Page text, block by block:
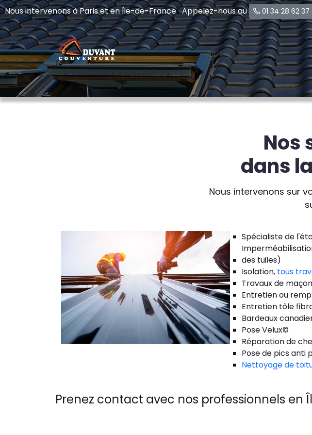
Nous intervenons à Paris et en Île-de-France Appelez-nous au 01 34 28 62 37
Nos
dans
Nous intervenons sur
Spécialiste de
des tuiles)
Isolation, tous
Travaux de
Entretien ou
Entretien tôle
Bardeaux
Pose Velux©
Réparation de
Pose de pics anti
Nettoyage de
Prenez contact avec nos professionnels en